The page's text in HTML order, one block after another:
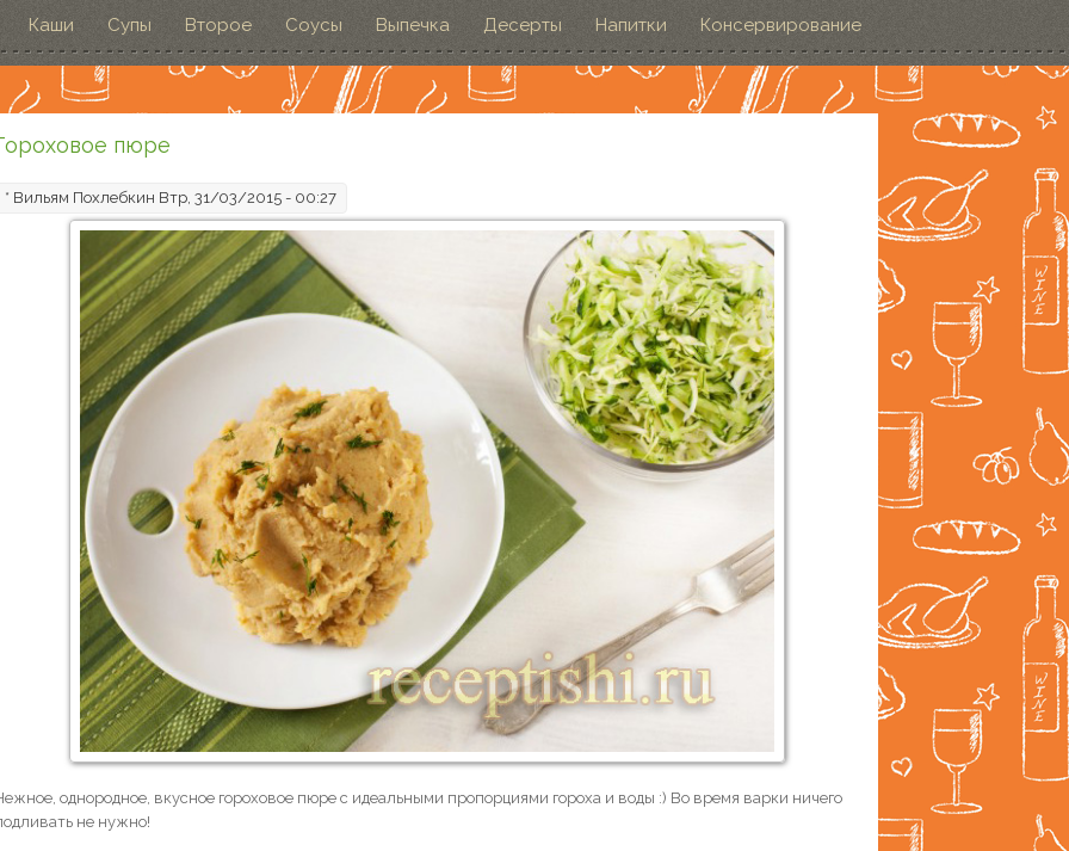
Каши Супы Второе Соусы Выпечка Десерты Напитки Консервирование
пюре
* Вильям Похлебкин Втр, 31/03/2015 - 00:27
однородное, вкусное гороховое пюре с идеальными пропорциями гороха и воды :) Во время варки ничего
не нужно!